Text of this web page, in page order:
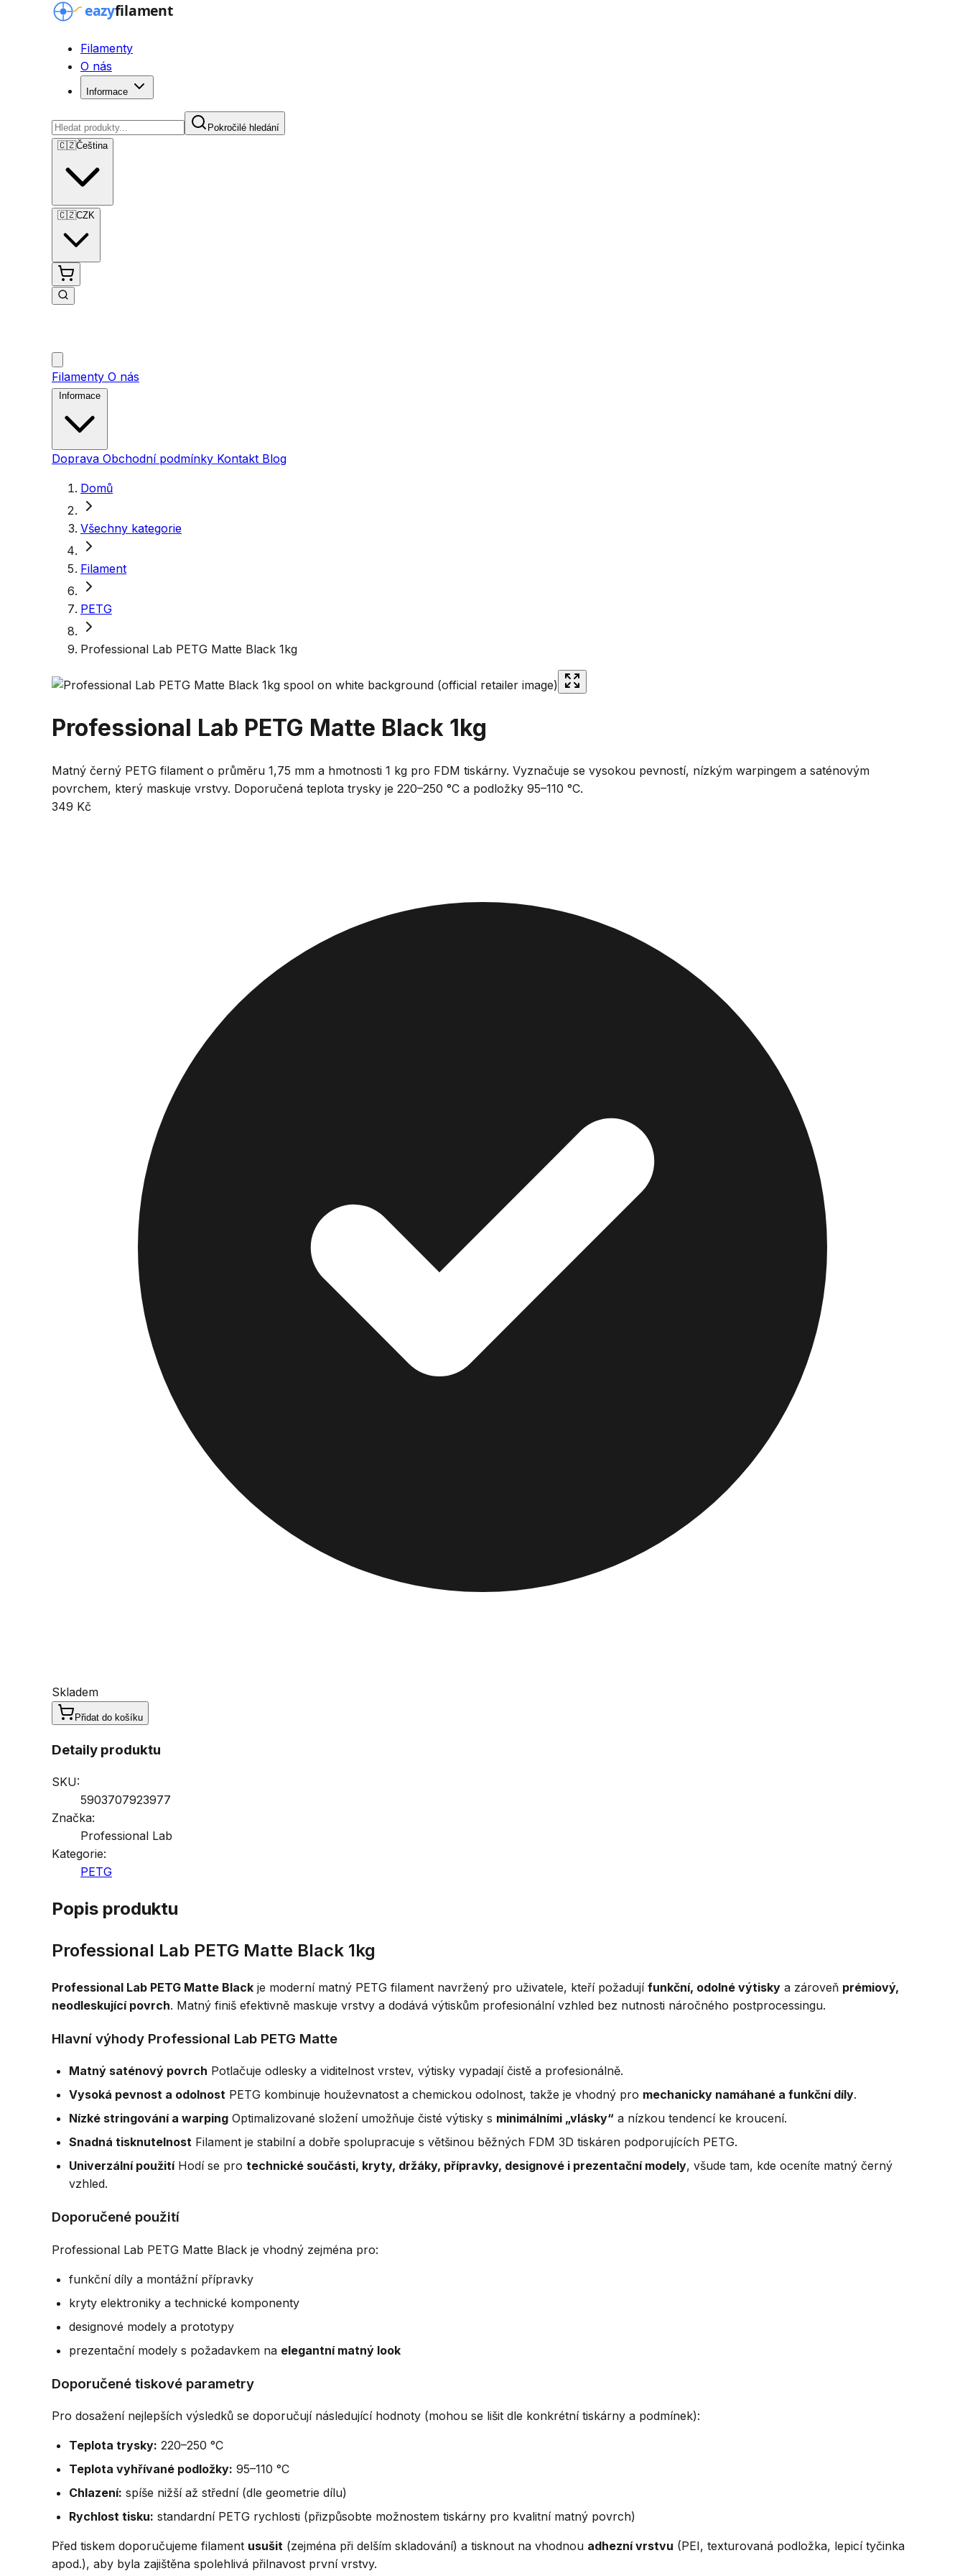
Filamenty
O nás
Informace
Pokročilé hledání
🇨🇿Čeština
🇨🇿CZK
Filamenty O nás
Doprava Obchodní podmínky Kontakt Blog
Domů
Všechny kategorie
Filament
PETG
Professional Lab PETG Matte Black 1kg
Professional Lab PETG Matte Black 1kg
Matný černý PETG filament o průměru 1,75 mm a hmotnosti 1 kg pro FDM tiskárny. Vyznačuje se vysokou pevností, nízkým warpingem a saténovým
povrchem, který maskuje vrstvy. Doporučená teplota trysky je 220–250 °C a podložky 95–110 °C.
349 Kč
Skladem
Přidat do košíku
Detaily produktu
SKU:
5903707923977
Značka:
Professional Lab
Kategorie:
PETG
Popis produktu
Professional Lab PETG Matte Black 1kg
Professional Lab PETG Matte Black je moderní matný PETG filament navržený pro uživatele, kteří požadují funkční, odolné výtisky a zároveň prémiový,
neodleskující povrch. Matný finiš efektivně maskuje vrstvy a dodává výtiskům profesionální vzhled bez nutnosti náročného postprocessingu.
Hlavní výhody Professional Lab PETG Matte
Matný saténový povrch Potlačuje odlesky a viditelnost vrstev, výtisky vypadají čistě a profesionálně.
Vysoká pevnost a odolnost PETG kombinuje houževnatost a chemickou odolnost, takže je vhodný pro mechanicky namáhané a funkční díly.
Nízké stringování a warping Optimalizované složení umožňuje čisté výtisky s minimálními „vlásky“ a nízkou tendencí ke kroucení.
Snadná tisknutelnost Filament je stabilní a dobře spolupracuje s většinou běžných FDM 3D tiskáren podporujících PETG.
Univerzální použitíHodí se pro technické součásti, kryty, držáky, přípravky, designové i prezentační modely, všude tam, kde oceníte matný černý
vzhled.
Doporučené použití
Professional Lab PETG Matte Black je vhodný zejména pro:
funkční díly a montážní přípravky
kryty elektroniky a technické komponenty
designové modely a prototypy
prezentační modely s požadavkem na elegantní matný look
Doporučené tiskové parametry
Pro dosažení nejlepších výsledků se doporučují následující hodnoty (mohou se lišit dle konkrétní tiskárny a podmínek):
Teplota trysky: 220–250 °C
Teplota vyhřívané podložky: 95–110 °C
Chlazení: spíše nižší až střední (dle geometrie dílu)
Rychlost tisku: standardní PETG rychlosti (přizpůsobte možnostem tiskárny pro kvalitní matný povrch)
Před tiskem doporučujeme filament usušit (zejména při delším skladování) a tisknout na vhodnou adhezní vrstvu (PEI, texturovaná podložka, lepicí tyčinka
apod.), aby byla zajištěna spolehlivá přilnavost první vrstvy.